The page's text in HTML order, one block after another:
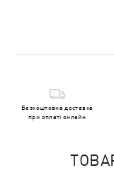
Безкоштовна доставка
при оплаті онлайн